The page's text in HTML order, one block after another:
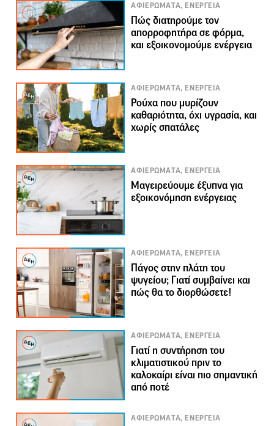
ΑΦΙΕΡΩΜΑΤΑ, ΕΝΕΡΓΕΙΑ
Πώς διατηρούμε τον
απορροφητήρα σε φόρμα,
και εξοικονομούμε ενέργεια
ΑΦΙΕΡΩΜΑΤΑ, ΕΝΕΡΓΕΙΑ
Ρούχα που μυρίζουν
καθαριότητα, όχι υγρασία, και
χωρίς σπατάλες
ΑΦΙΕΡΩΜΑΤΑ, ΕΝΕΡΓΕΙΑ
Μαγειρεύουμε έξυπνα για
εξοικονόμηση ενέργειας
ΑΦΙΕΡΩΜΑΤΑ, ΕΝΕΡΓΕΙΑ
Πάγος στην πλάτη του
ψυγείου; Γιατί συμβαίνει και
πώς θα το διορθώσετε!
ΑΦΙΕΡΩΜΑΤΑ, ΕΝΕΡΓΕΙΑ
Γιατί η συντήρηση του
κλιματιστικού πριν το
καλοκαίρι είναι πιο σημαντική
από ποτέ
ΑΦΙΕΡΩΜΑΤΑ, ΕΝΕΡΓΕΙΑ